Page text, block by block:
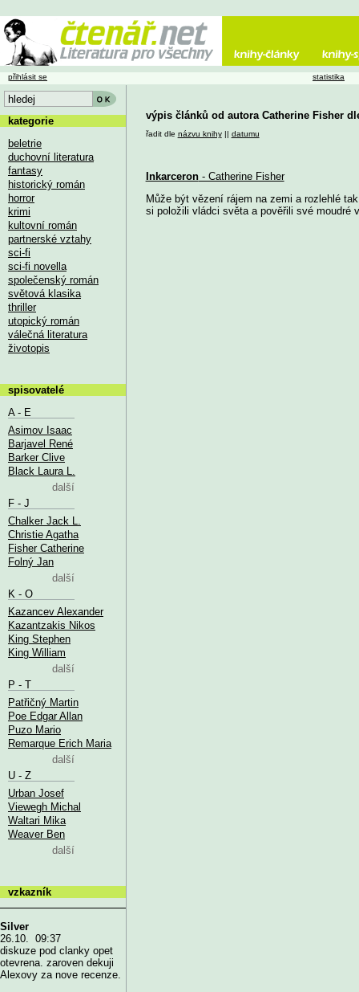
výpis článků od autora Catherine Fisher
řadit dle názvu knihy|| datumu
Inkarceron- Catherine Fisher
Může být vězení rájem na zemi a rozlehlé
si položili vládci světa a pověřili své moudré
přihlásit se statistika
kategorie
beletrie
duchovní literatura
fantasy
historický román
horror
krimi
kultovní román
partnerské vztahy
sci-fi
sci-fi novella
společenský román
světová klasika
thriller
utopický román
válečná literatura
životopis
spisovatelé
A - E
Asimov Isaac
Barjavel René
Barker Clive
Black Laura L.
další
F - J
Chalker Jack L.
Christie Agatha
Fisher Catherine
Folný Jan
další
K - O
Kazancev Alexander
Kazantzakis Nikos
King Stephen
King William
další
P - T
Patřičný Martin
Poe Edgar Allan
Puzo Mario
Remarque Erich Maria
další
U - Z
Urban Josef
Viewegh Michal
Waltari Mika
Weaver Ben
další
vzkazník
Silver
26.10. 09:37
diskuze pod clanky opet
otevrena. zaroven dekuji
Alexovy za nove recenze.